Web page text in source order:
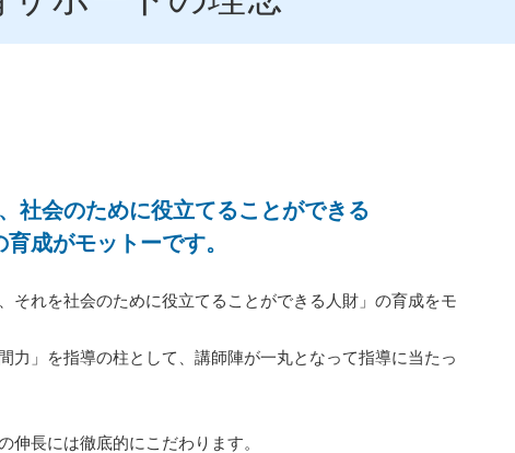
社会のために役立てることができる
育成がモットーです。
それを社会のために役立てることができる人財」の育成をモ
力」を指導の柱として、講師陣が一丸となって指導に当たっ
伸長には徹底的にこだわります。